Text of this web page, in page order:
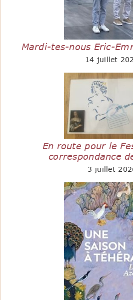
Mardi-tes-nous Eric-
14 juillet
En route pour le
correspondance
3 juillet